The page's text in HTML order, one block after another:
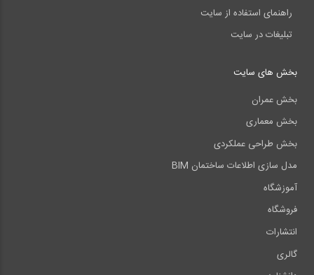
راهنمای استفاده از سایت
تبلیغات در سایت
بخش های سایت
بخش عمران
بخش معماری
بخش طراحی عملکردی
مدل سازی اطلاعات ساختمان BIM
آموزشگاه
فروشگاه
انتشارات
گالری